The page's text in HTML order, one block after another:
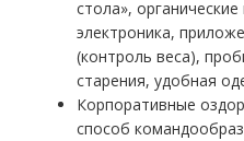
стола»,
электроника,
(контроль веса),
старения, удобная
Корпоративные
способ